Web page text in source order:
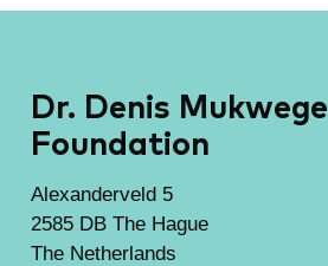
Dr. Denis Mukwege
Foundation
Alexanderveld 5
2585 DB The Hague
The Netherlands